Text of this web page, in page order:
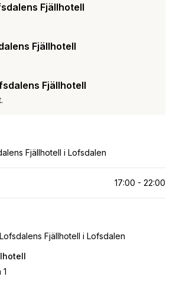
Fjällhotell
Fjällhotell
Fjällhotell
Fjällhotell i Lofsdalen
17:00 - 22:00
Fjällhotell i Lofsdalen